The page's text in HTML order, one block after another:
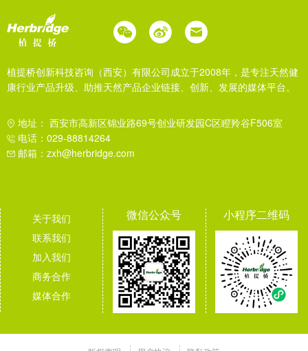
植提桥创新科技咨询（西安）有限公司成立于2008年，是专注天然健
康行业产品升级、助推天然产品企业链接、创新、发展的媒体平台。
地址： 西安市高新区锦业路69号创业研发园C区瞪羚谷F506室
电话：029-88814264
邮箱：zxh@herbridge.com
关于我们
联系我们
加入我们
商务合作
媒体合作
微信公众号 小程序二维码